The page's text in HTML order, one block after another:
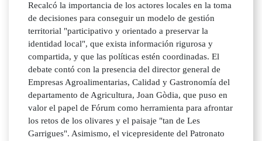
Recalcó la importancia de los actores locales en la toma
de decisiones para conseguir un modelo de gestión
territorial "participativo y orientado a preservar la
identidad local", que exista información rigurosa y
compartida, y que las políticas estén coordinadas. El
debate contó con la presencia del director general de
Empresas Agroalimentarias, Calidad y Gastronomía del
departamento de Agricultura, Joan Gòdia, que puso en
valor el papel de Fórum como herramienta para afrontar
los retos de los olivares y el paisaje "tan de Les
Garrigues". Asimismo, el vicepresidente del Patronato